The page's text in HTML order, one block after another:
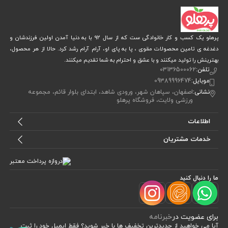
پرهلو یک کسب و کار خانوادگی ست که از سال 92 با به دنیا آمدن اولین فرزندشان و
دغدغه ی تامین محصولات مقوی ، پا به پای او، آرام آرام رشد کرد. حالا از هر محصول،
بهترینش را تولید میکنند و با عشق و احترام به شما تقدیم میکنند.
تلفن:03136500062
موبایل:09389996474
نشانی:اصفهان، سپاهان شهر، ورودی شاهد، ابتدای بلوار قائم، مجموعه
ورزشی ولایت، فروشگاه پرهلو
اطلاعات
خدمات مشتریان
ما را دنبال کنید
برای عضویت درخبرنامه
آیا می خواهید از جدید‌ترین تخفیف‌ ها با‌ خبر شوید؟ فقط ایمیل خود را ثبت